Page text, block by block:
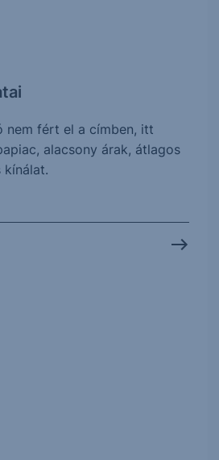
nem fért el a címben, itt
alacsony árak, átlagos
kínálat.